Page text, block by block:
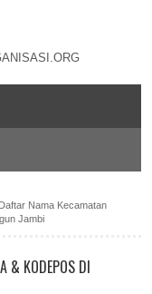
Daftar Nama Kecamatan
Jambi
& KODEPOS DI